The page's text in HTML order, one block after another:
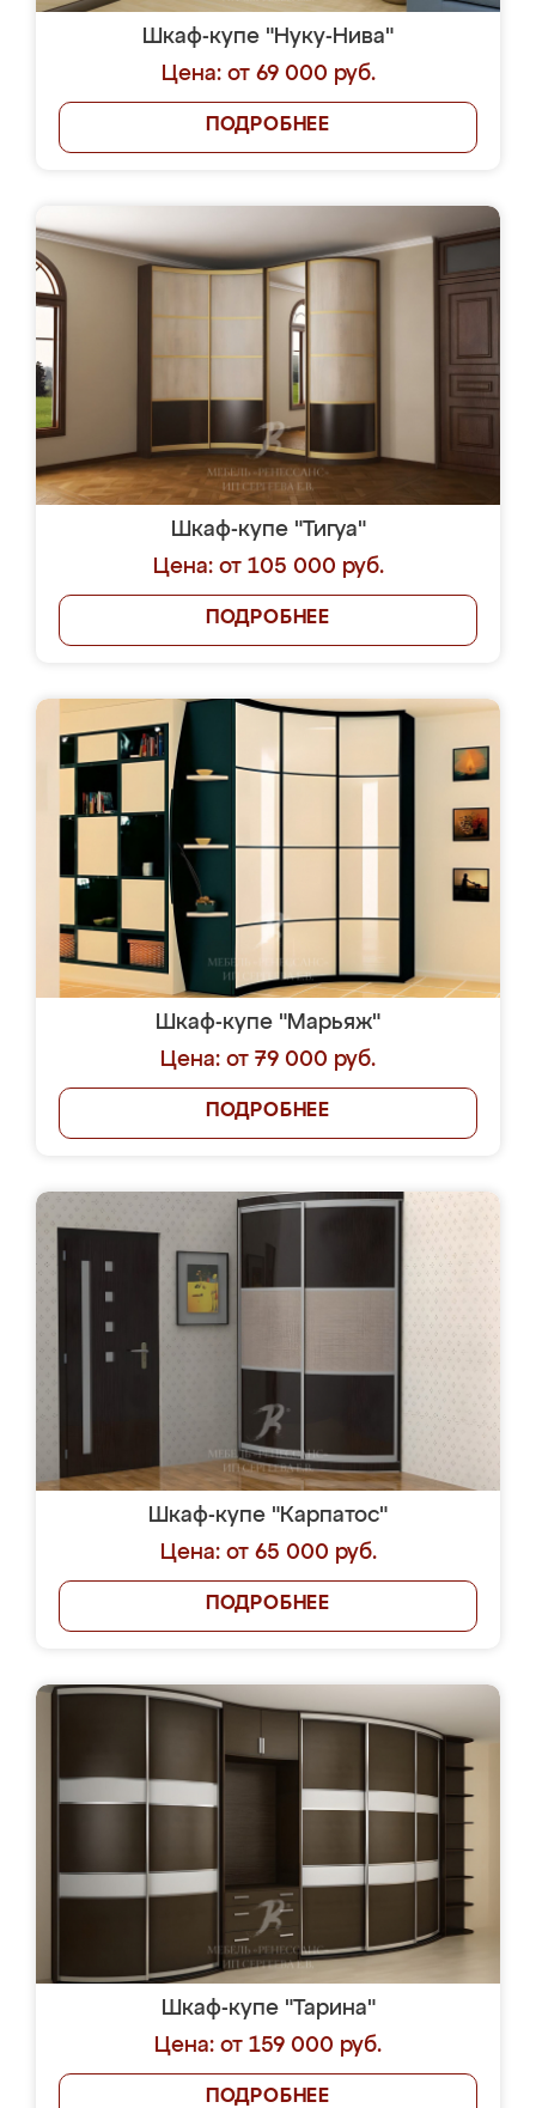
Шкаф-купе "Нуку-Нива"
Цена: от 69 000 руб.
ПОДРОБНЕЕ
Шкаф-купе "Тигуа"
Цена: от 105 000 руб.
ПОДРОБНЕЕ
Шкаф-купе "Марьяж"
Цена: от 79 000 руб.
ПОДРОБНЕЕ
Шкаф-купе "Карпатос"
Цена: от 65 000 руб.
ПОДРОБНЕЕ
Шкаф-купе "Тарина"
Цена: от 159 000 руб.
ПОДРОБНЕЕ